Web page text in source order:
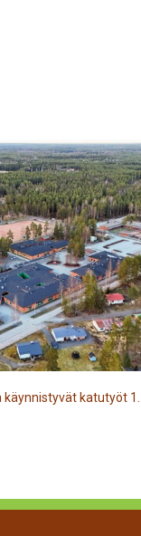
käynnistyvät katutyöt 1.